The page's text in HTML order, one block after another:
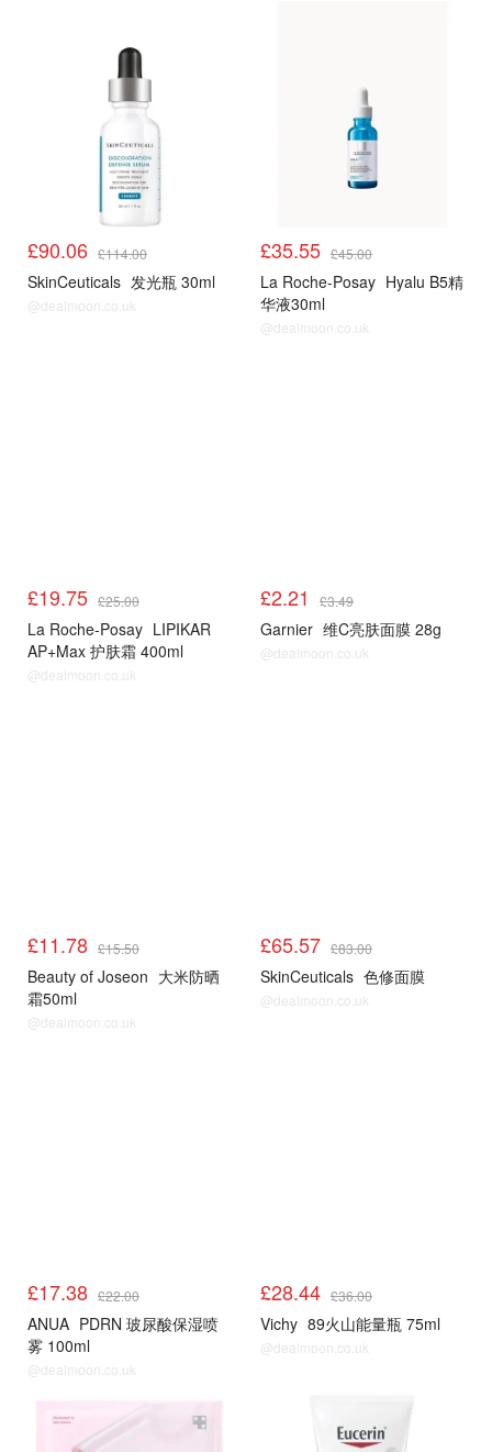
£90.06 £114.00
SkinCeuticals 发光瓶 30ml
@dealmoon.co.uk
£35.55 £45.00
La Roche-Posay Hyalu B5精
华液30ml
@dealmoon.co.uk
£19.75 £25.00
La Roche-Posay LIPIKAR
AP+Max 护肤霜 400ml
@dealmoon.co.uk
£2.21 £3.49
Garnier 维C亮肤面膜 28g
@dealmoon.co.uk
£11.78 £15.50
Beauty of Joseon 大米防晒
霜50ml
@dealmoon.co.uk
£65.57 £83.00
SkinCeuticals 色修面膜
@dealmoon.co.uk
£17.38 £22.00
ANUA PDRN 玻尿酸保湿喷
雾 100ml
@dealmoon.co.uk
£28.44 £36.00
Vichy 89火山能量瓶 75ml
@dealmoon.co.uk